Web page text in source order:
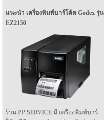
แนะนำ เครื่องพิมพ์บาร์โค้ด Godex รุ่น
EZ2150
ร้าน PP SERVICE มี เครื่องพิมพ์บาร์